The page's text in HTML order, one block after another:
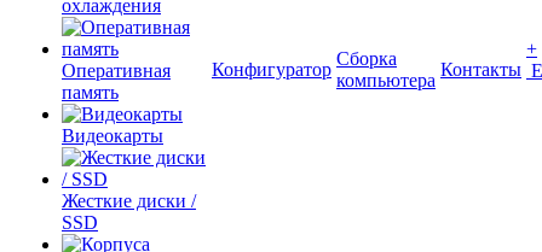
охлаждения
Оперативная
память
Видеокарты
Жесткие диски /
SSD
Конфигуратор
Сборка
компьютера
Контакты
+